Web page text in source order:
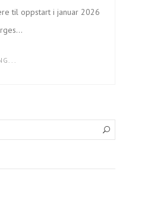
til oppstart i januar 2026